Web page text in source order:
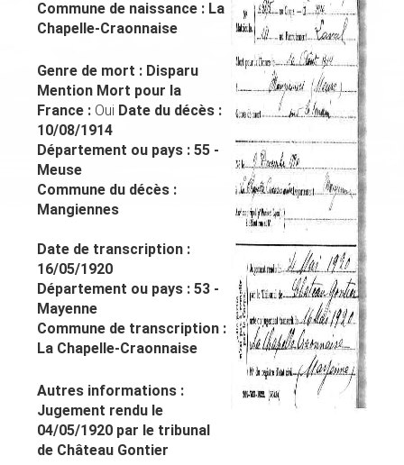
Commune de naissance : La
Chapelle-Craonnaise
Genre de mort : Disparu
Mention Mort pour la
France : Oui Date du décès :
10/08/1914
Département ou pays : 55 -
Meuse
Commune du décès :
Mangiennes
Date de transcription :
16/05/1920
Département ou pays : 53 -
Mayenne
Commune de transcription :
La Chapelle-Craonnaise
Autres informations :
Jugement rendu le
04/05/1920 par le tribunal
de Château Gontier